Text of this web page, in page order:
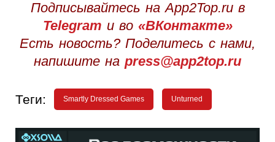
Подписывайтесь на App2Top.ru в
Telegram и во «ВКонтакте»
Есть новость? Поделитесь с нами,
напишите на press@app2top.ru
Теги: Smartly Dressed Games Unturned